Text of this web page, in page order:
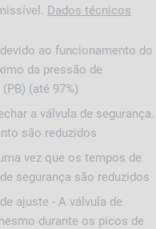
Dados técnicos
ao funcionamento do
da pressão de
(até 97%)
a válvula de segurança.
são reduzidos
vez que os tempos de
segurança são reduzidos
ajuste - A válvula de
durante os picos de